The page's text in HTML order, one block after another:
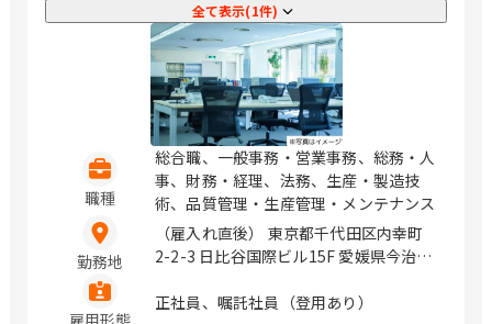
全て表示(1件)
職種
総合職、一般事務・営業事務、総務・人
事、財務・経理、法務、生産・製造技
術、品質管理・生産管理・メンテナンス
勤務地
（雇入れ直後） 東京都千代田区内幸町
2-2-3 日比谷国際ビル15F 愛媛県今治市
15-1 グランディア一番町ビル8F （変更
雇用形態
正社員、嘱託社員（登用あり）